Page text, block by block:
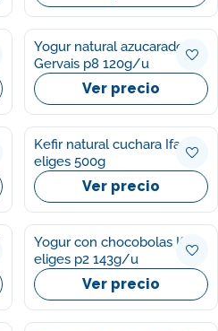
Yogur natural azucarado
Gervais p8 120g/u
Ver precio
Kefir natural cuchara Ifa
eliges 500g
Ver precio
Yogur con chocobolas Ifa
eliges p2 143g/u
Ver precio